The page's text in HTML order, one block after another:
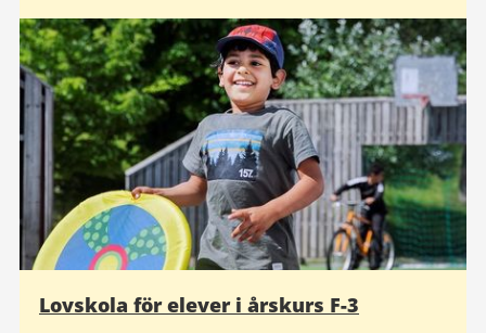
Lovskola för elever i årskurs F-3